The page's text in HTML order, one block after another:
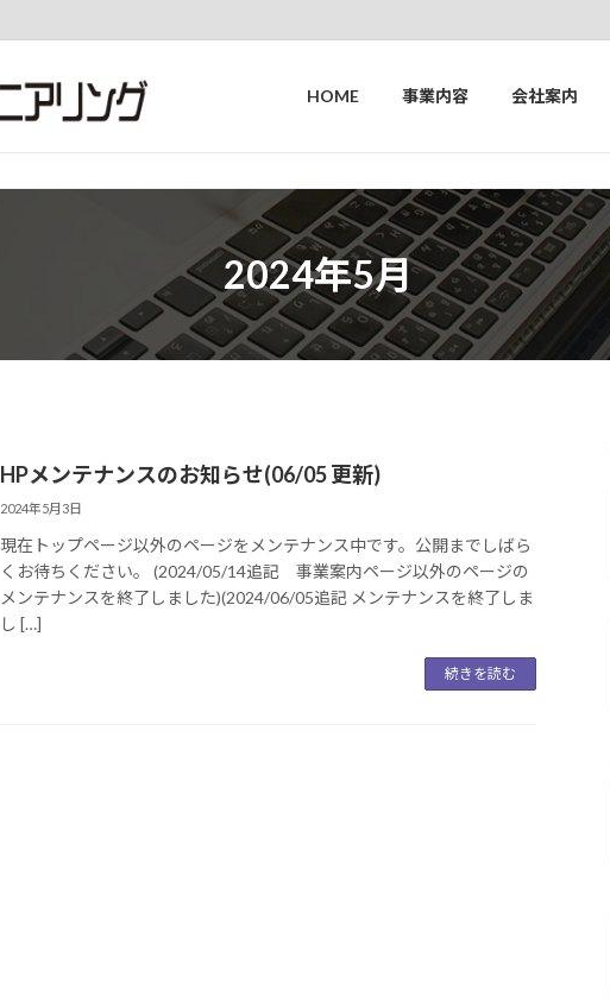
HOME 事業内容 会社案内
2024年5月
HPメンテナンスのお知らせ(06/05 更新)
2024年5月3日
現在トップページ以外のページをメンテナンス中です。公開までしばら
くお待ちください。 (2024/05/14追記 事業案内ページ以外のページの
メンテナンスを終了しました)(2024/06/05追記 メンテナンスを終了しま
し […]
続きを読む